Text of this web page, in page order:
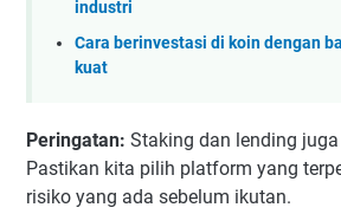
industri
Cara berinvestasi di koin dengan
kuat
Peringatan: Staking dan lending
Pastikan kita pilih platform yang
risiko yang ada sebelum ikutan.